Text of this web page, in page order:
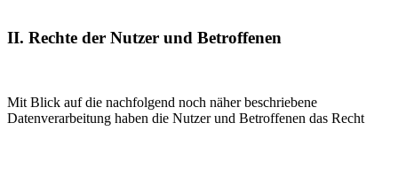
II. Rechte der Nutzer und Betroffenen
Mit Blick auf die nachfolgend noch näher beschriebene
Datenverarbeitung haben die Nutzer und Betroffenen das Recht